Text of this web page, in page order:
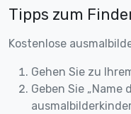
Tipps zum
Kostenlose
Gehen Sie zu
Geben Sie „Name